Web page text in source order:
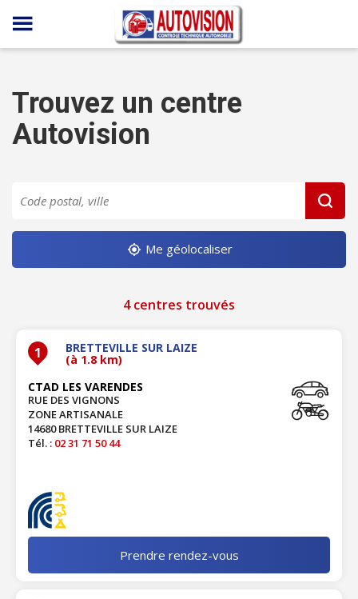
Panneau de gestion des cookies
Trouvez un centre
Autovision
Me géolocaliser
4 centres trouvés
1 BRETTEVILLE SUR LAIZE
(à 1.8 km)
CTAD LES VARENDES
RUE DES VIGNONS
ZONE ARTISANALE
14680 BRETTEVILLE SUR LAIZE
Tél. : 02 31 71 50 44
Prendre rendez-vous